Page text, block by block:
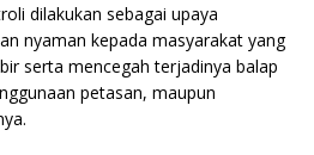
dilakukan sebagai upaya
nyaman kepada masyarakat yang
serta mencegah terjadinya balap
petasan, maupun